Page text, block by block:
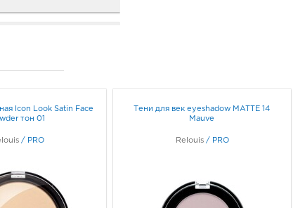
Воронежская обл, г
работы:9:00 - 21:00
б-р Победы, д. 23б
работы:
10:00 - 22:00
Icon Look Satin Face
тон 01
/ PRO
Тени для век eyeshadow MATTE 14
Mauve
Relouis / PRO